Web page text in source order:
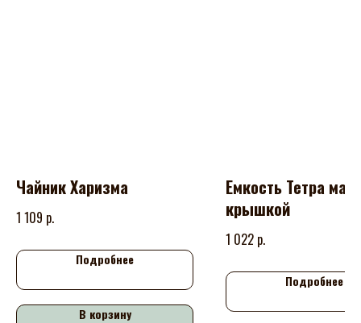
Чайник Харизма
1 109 р.
Подробнее
В корзину
Емкость Тетра мал
крышкой
1 022 р.
Подробнее